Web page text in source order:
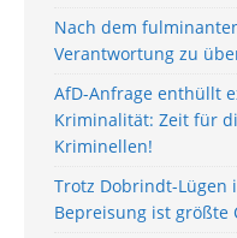
Nach dem
Verantwortung zu
AfD-Anfrage enthüllt
Kriminalität: Zeit für
Kriminellen!
Trotz Dobrindt-Lügen
Bepreisung ist größte